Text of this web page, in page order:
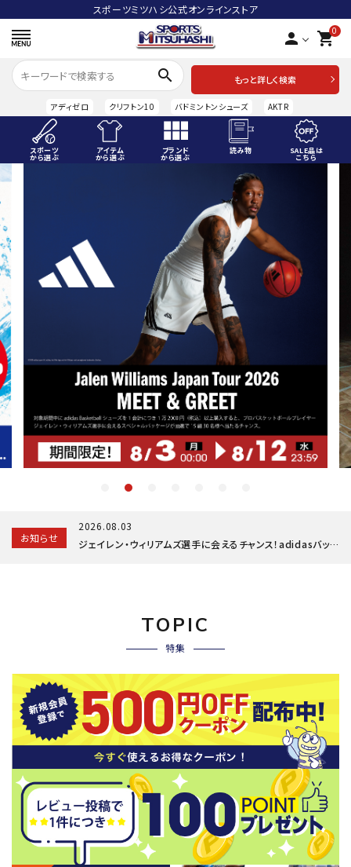
スポーツミツハシ公式オンラインストア
person 0
shopping_cart
search
もっと詳しく検索
アディゼロ クリフトン10 バドミントンシューズ AKTR
スポーツ
から選ぶ
アイテム
から選ぶ
ブランド
から選ぶ
読み物 SALE品は
こちら
会員登録
スポーツから選ぶ
ブランドから選ぶ
INFORMATIOM
メルマガ登録
お知らせ
2026.08.03
ジェイレン・ウィリアムズ選手に会えるチャンス！adidasバッシュ購入で応募しよう！
TOPIC
特集